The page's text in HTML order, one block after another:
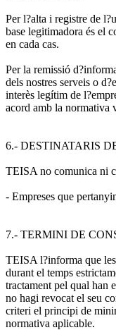
Per l?alta i registre de
base legitimadora és el
en cada cas.
Per la remissió
dels nostres serveis o
interès legítim de
acord amb la normativa
6.- DESTINATARIS
TEISA no comunica ni
- Empreses que
7.- TERMINI DE
TEISA l?informa que les
durant el temps
tractament pel qual han
no hagi revocat el seu
criteri el principi de
normativa aplicable.